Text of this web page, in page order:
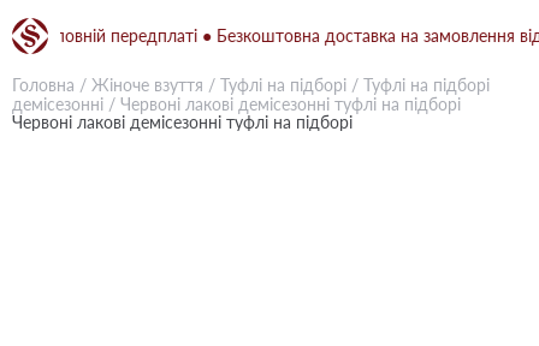
передплаті ● Безкоштовна доставка на замовлення від
Головна / Жіноче взуття / Туфлі на підборі / Туфлі на підборі
демісезонні / Червоні лакові демісезонні туфлі на підборі
Червоні лакові демісезонні туфлі на підборі